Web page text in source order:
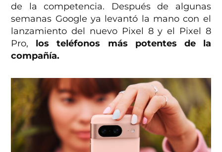
de la competencia. Después de algunas
semanas Google ya levantó la mano con el
lanzamiento del nuevo Pixel 8 y el Pixel 8
Pro, los teléfonos más potentes de la
compañía.